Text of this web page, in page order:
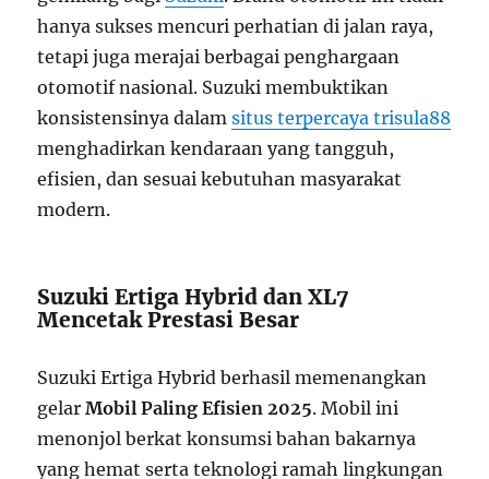
hanya sukses mencuri perhatian di jalan raya,
tetapi juga merajai berbagai penghargaan
otomotif nasional. Suzuki membuktikan
konsistensinya dalamsitus terpercaya trisula88
menghadirkan kendaraan yang tangguh,
efisien, dan sesuai kebutuhan masyarakat
modern.
Suzuki Ertiga Hybrid dan XL7
Mencetak Prestasi Besar
Suzuki Ertiga Hybrid berhasil memenangkan
gelarMobil Paling Efisien 2025. Mobil ini
menonjol berkat konsumsi bahan bakarnya
yang hemat serta teknologi ramah lingkungan